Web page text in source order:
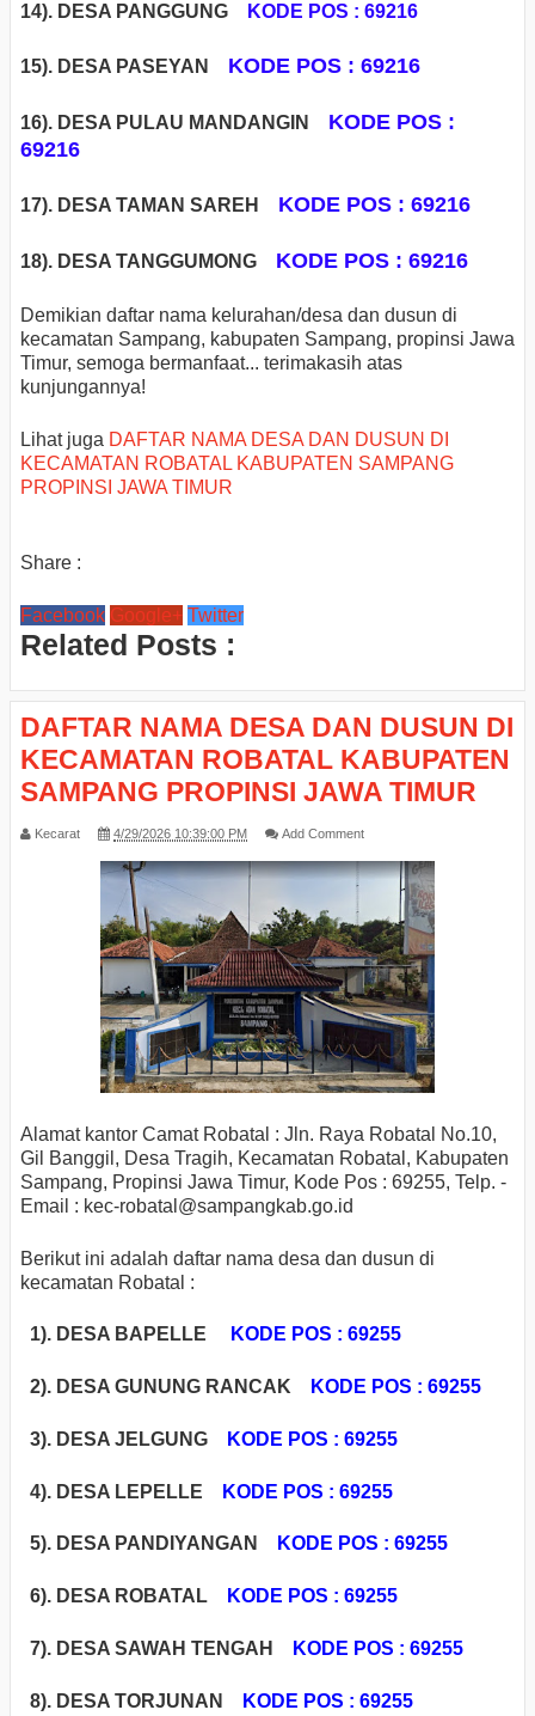
14). DESA PANGGUNG KODE POS : 69216
15). DESA PASEYAN KODE POS : 69216
16). DESA PULAU MANDANGIN KODE POS :
69216
17). DESA TAMAN SAREH KODE POS : 69216
18). DESA TANGGUMONG KODE POS : 69216
Demikian daftar nama kelurahan/desa dan dusun di
kecamatan Sampang, kabupaten Sampang, propinsi Jawa
Timur, semoga bermanfaat... terimakasih atas
kunjungannya!
Lihat juga DAFTAR NAMA DESA DAN DUSUN DI
KECAMATAN ROBATAL KABUPATEN SAMPANG
PROPINSI JAWA TIMUR
Share :
Facebook Google+ Twitter
Related Posts :
DAFTAR NAMA DESA DAN DUSUN DI
KECAMATAN ROBATAL KABUPATEN
SAMPANG PROPINSI JAWA TIMUR
Kecarat 4/29/2026 10:39:00 PM Add Comment
Alamat kantor Camat Robatal : Jln. Raya Robatal No.10,
Gil Banggil, Desa Tragih, Kecamatan Robatal, Kabupaten
Sampang, Propinsi Jawa Timur, Kode Pos : 69255, Telp. -
Email : kec-robatal @sampangkab.go.id
Berikut ini adalah daftar nama desa dan dusun di
kecamatan Robatal :
1). DESA BAPELLE KODE POS : 69255
2). DESA GUNUNG RANCAK KODE POS : 69255
3). DESA JELGUNG KODE POS : 69255
4). DESA LEPELLE KODE POS : 69255
5). DESA PANDIYANGAN KODE POS : 69255
6). DESA ROBATAL KODE POS : 69255
7). DESA SAWAH TENGAH KODE POS : 69255
8). DESA TORJUNAN KODE POS : 69255